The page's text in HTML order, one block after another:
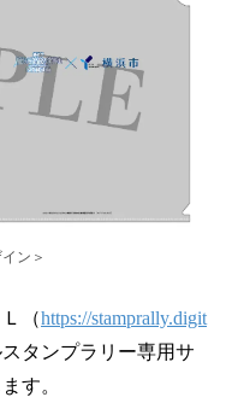
ン＞
（https://stamprally.digit
タンプラリー専用サ
す。